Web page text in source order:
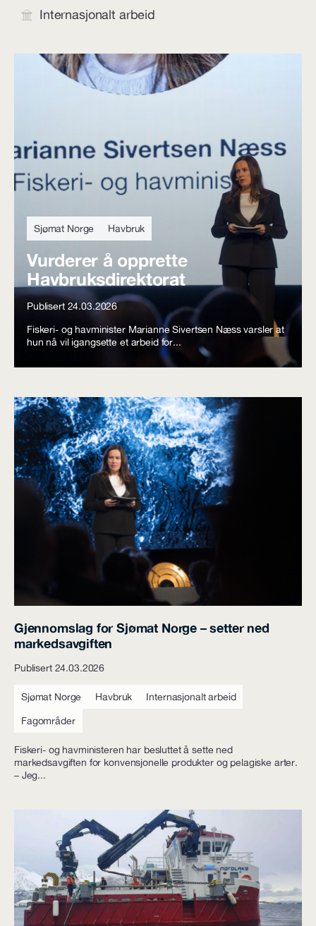
Internasjonalt arbeid
Sjømat Norge Havbruk
Vurderer å opprette
Havbruksdirektorat
Publisert 24.03.2026
Fiskeri- og havminister Marianne Sivertsen Næss varsler at
hun nå vil igangsette et arbeid for...
Gjennomslag for Sjømat Norge – setter ned
markedsavgiften
Publisert 24.03.2026
Sjømat Norge Havbruk Internasjonalt arbeid
Fagområder
Fiskeri- og havministeren har besluttet å sette ned
markedsavgiften for konvensjonelle produkter og pelagiske arter.
– Jeg...